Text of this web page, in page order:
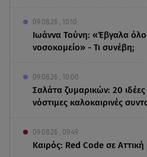
09.08.26 , 10:10
Ιωάννα Τούνη: «Έβγαλα
νοσοκομείο» - Τι συνέβη;
09.08.26 , 10:00
Σαλάτα ζυμαρικών: 20 ιδέες
νόστιμες καλοκαιρινές
09.08.26 , 09:49
Καιρός: Red Code σε Αττική